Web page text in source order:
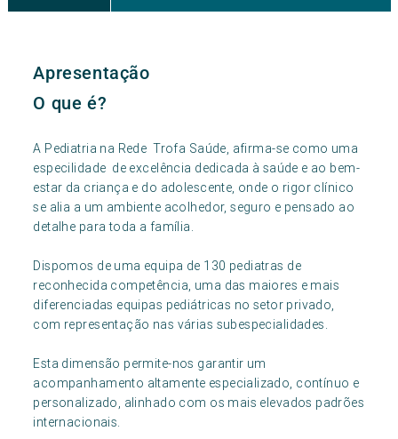
Apresentação
O que é?
A Pediatria na Rede Trofa Saúde, afirma-se como uma
especilidade de excelência dedicada à saúde e ao bem-
estar da criança e do adolescente, onde o rigor clínico
se alia a um ambiente acolhedor, seguro e pensado ao
detalhe para toda a família.
Dispomos de uma equipa de 130 pediatras de
reconhecida competência, uma das maiores e mais
diferenciadas equipas pediátricas no setor privado,
com representação nas várias subespecialidades.
Esta dimensão permite-nos garantir um
acompanhamento altamente especializado, contínuo e
personalizado, alinhado com os mais elevados padrões
internacionais.